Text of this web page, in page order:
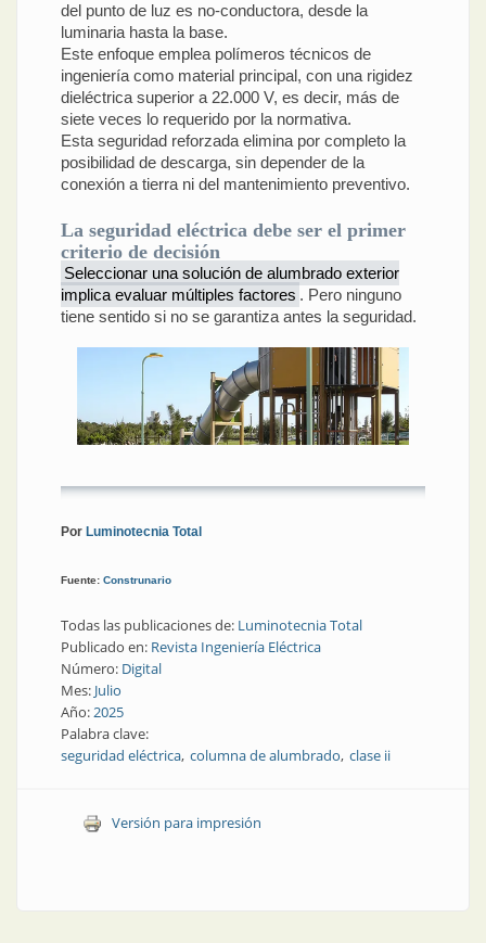
del punto de luz es no-conductora, desde la
luminaria hasta la base.
Este enfoque emplea polímeros técnicos de
ingeniería como material principal, con una rigidez
dieléctrica superior a 22.000 V, es decir, más de
siete veces lo requerido por la normativa.
Esta seguridad reforzada elimina por completo la
posibilidad de descarga, sin depender de la
conexión a tierra ni del mantenimiento preventivo.
La seguridad eléctrica debe ser el primer
criterio de decisión
Seleccionar una solución de alumbrado exterior
implica evaluar múltiples factores . Pero ninguno
tiene sentido si no se garantiza antes la seguridad.
Por Luminotecnia Total
Fuente: Construnario
Todas las publicaciones de: Luminotecnia Total
Publicado en: Revista Ingeniería Eléctrica
Número: Digital
Mes: Julio
Año:2025
Palabra clave:
seguridad eléctrica columna de alumbrado clase ii
Versión para impresión